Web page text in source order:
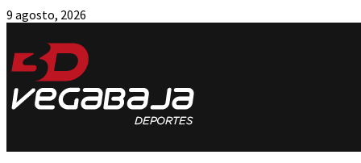
9 agosto, 2026